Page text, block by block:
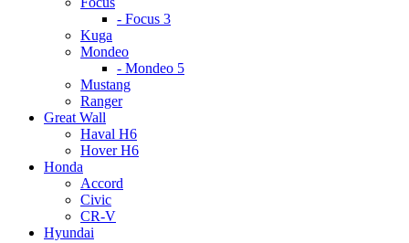
- Focus 3
Kuga
Mondeo
- Mondeo 5
Mustang
Ranger
Great Wall
Haval H6
Hover H6
Honda
Accord
Civic
CR-V
Hyundai